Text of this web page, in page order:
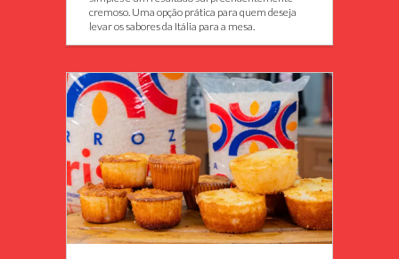
cremoso. Uma opção prática para quem deseja
levar os sabores da Itália para a mesa.